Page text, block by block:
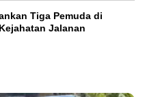
Tiga Pemuda di
Jalanan